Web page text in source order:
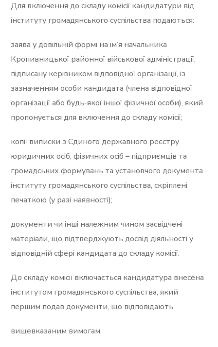
Для включення до складу комісії кандидатури від
інституту громадянського суспільства подаються:
заява у довільній формі на ім’я начальника
Кропивницької районної військової адміністрації,
підписану керівником відповідної організації, із
зазначенням особи кандидата (члена відповідної
організації або будь-якої іншої фізичної особи), який
пропонується для включення до складу комісії;
копії виписки з Єдиного державного реєстру
юридичних осіб, фізичних осіб – підприємців та
громадських формувань та установчого документа
інституту громадянського суспільства, скріплені
печаткою (у разі наявності);
документи чи інші належним чином засвідчені
матеріали, що підтверджують досвід діяльності у
відповідній сфері кандидата до складу комісії.
До складу комісії включається кандидатура внесена
інститутом громадянського суспільства, який
першим подав документи, що відповідають
вищевказаним вимогам.